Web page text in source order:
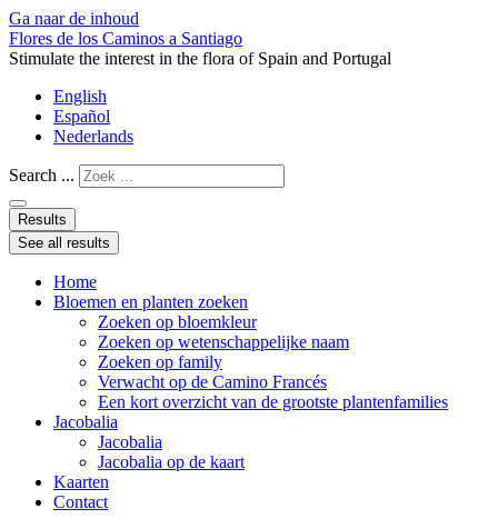
Ga naar de inhoud
Flores de los Caminos a Santiago
Stimulate the interest in the flora of Spain and Portugal
English
Español
Nederlands
Search ...
Results
See all results
Home
Bloemen en planten zoeken
Zoeken op bloemkleur
Zoeken op wetenschappelijke naam
Zoeken op family
Verwacht op de Camino Francés
Een kort overzicht van de grootste plantenfamilies
Jacobalia
Jacobalia
Jacobalia op de kaart
Kaarten
Contact